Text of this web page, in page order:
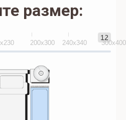
размер:
12
200х300 240х340 300х400